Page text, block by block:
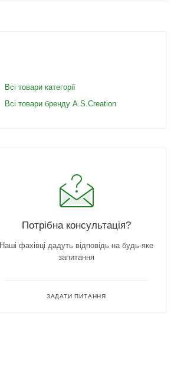
Всі товари категорії
Всі товари бренду A.S.Creation
Потрібна консультація?
Наші фахівці дадуть відповідь на будь-яке
запитання
ЗАДАТИ ПИТАННЯ